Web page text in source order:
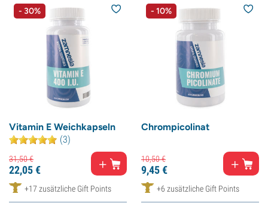
- 30%
Vitamin E Weichkapseln
(3)
31,50€
22,05€
+17 zusätzliche Gift Points
- 10%
Chrompicolinat
10,50€
9,45€
+6 zusätzliche Gift Points